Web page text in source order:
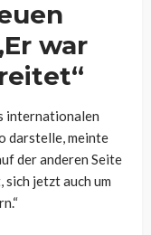
war
“
internationalen
darstelle, meinte
der anderen Seite
jetzt auch um